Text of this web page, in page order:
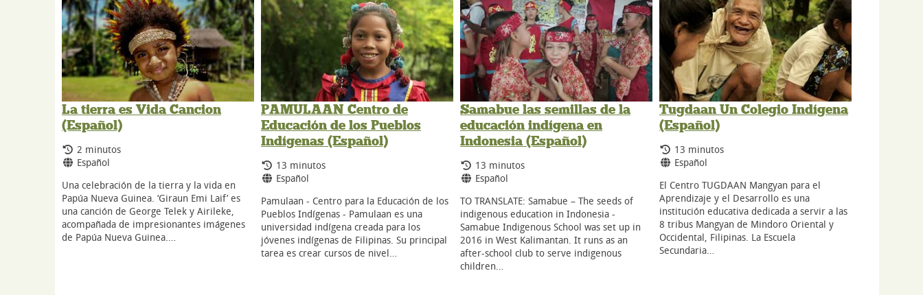
La tierra es Vida Cancion
(Español)
Tiempo de duración:
2 minutos
Idiomas:
Español
Una celebración de la tierra y la vida en
Papúa Nueva Guinea. ‘Giraun Emi Laif’ es
una canción de George Telek y Airileke,
acompañada de impresionantes imágenes
de Papúa Nueva Guinea.…
PAMULAAN Centro de
Educación de los Pueblos
Indígenas (Español)
Tiempo de duración:
13 minutos
Idiomas:
Español
Pamulaan - Centro para la Educación de los
Pueblos Indígenas - Pamulaan es una
universidad indígena creada para los
jóvenes indígenas de Filipinas. Su principal
tarea es crear cursos de nivel…
Samabue las semillas de la
educación indígena en
Indonesia (Español)
Tiempo de duración:
13 minutos
Idiomas:
Español
TO TRANSLATE: Samabue – The seeds of
indigenous education in Indonesia -
Samabue Indigenous School was set up in
2016 in West Kalimantan. It runs as an
after-school club to serve indigenous
children…
Tugdaan Un Colegio Indígena
(Español)
Tiempo de duración:
13 minutos
Idiomas:
Español
El Centro TUGDAAN Mangyan para el
Aprendizaje y el Desarrollo es una
institución educativa dedicada a servir a las
8 tribus Mangyan de Mindoro Oriental y
Occidental, Filipinas. La Escuela
Secundaria…